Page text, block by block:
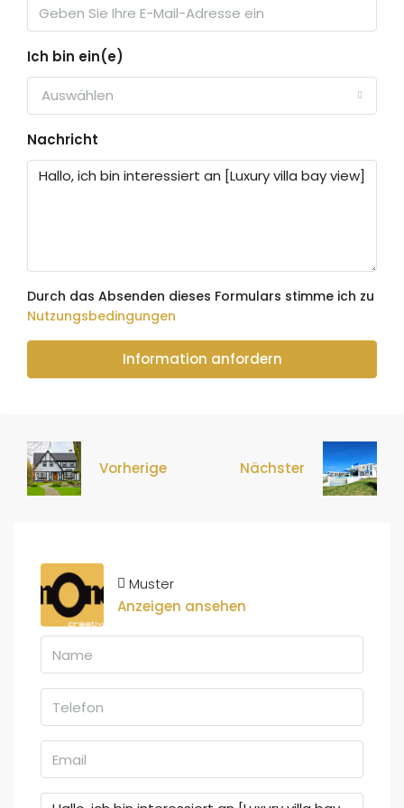
Ich bin ein(e)
Auswählen
Nachricht
Durch das Absenden dieses Formulars stimme ich zu
Nutzungsbedingungen
Information anfordern
Vorherige Nächster
Muster
Anzeigen ansehen